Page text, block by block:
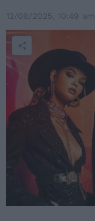
12/08/2025, 10:49 am